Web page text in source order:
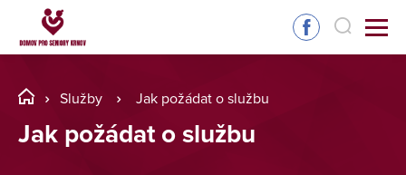
Služby Jak požádat o službu
Jak požádat o službu